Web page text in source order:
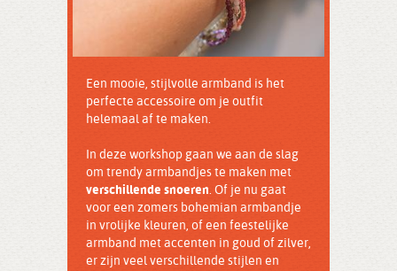
Een mooie, stijlvolle armband is het
perfecte accessoire om je outfit
helemaal af te maken.
In deze workshop gaan we aan de slag
om trendy armbandjes te maken met
verschillende snoeren. Of je nu gaat
voor een zomers bohemian armbandje
in vrolijke kleuren, of een feestelijke
armband met accenten in goud of zilver,
er zijn veel verschillende stijlen en